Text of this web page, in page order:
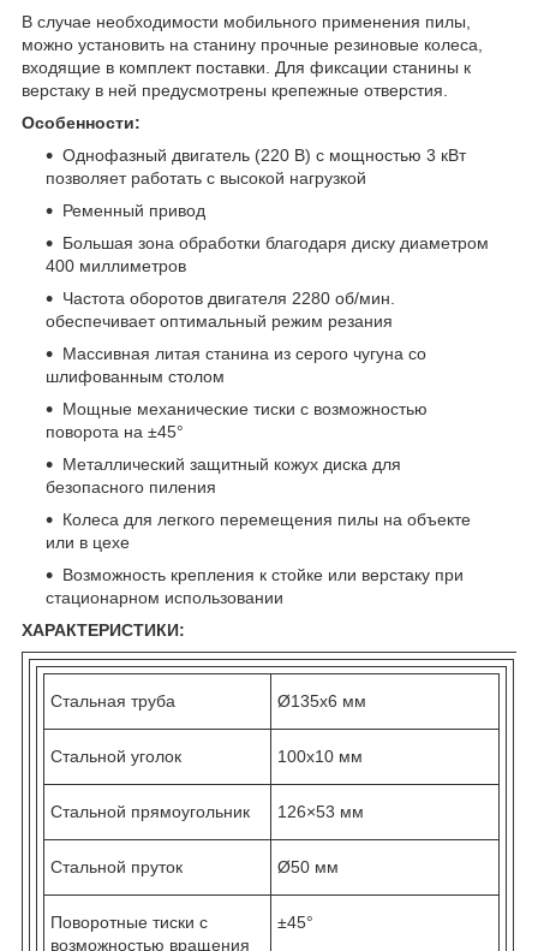
В случае необходимости мобильного применения пилы,
можно установить на станину прочные резиновые колеса,
входящие в комплект поставки. Для фиксации станины к
верстаку в ней предусмотрены крепежные отверстия.
Особенности:
Однофазный двигатель (220 В) с мощностью 3 кВт
позволяет работать с высокой нагрузкой
Ременный привод
Большая зона обработки благодаря диску диаметром
400 миллиметров
Частота оборотов двигателя 2280 об/мин.
обеспечивает оптимальный режим резания
Массивная литая станина из серого чугуна со
шлифованным столом
Мощные механические тиски с возможностью
поворота на ±45°
Металлический защитный кожух диска для
безопасного пиления
Колеса для легкого перемещения пилы на объекте
или в цехе
Возможность крепления к стойке или верстаку при
стационарном использовании
ХАРАКТЕРИСТИКИ:
Стальная труба Ø135х6 мм
Стальной уголок 100х10 мм
Стальной прямоугольник 126×53 мм
Стальной пруток Ø50 мм
Поворотные тиски с
возможностью вращения
±45°